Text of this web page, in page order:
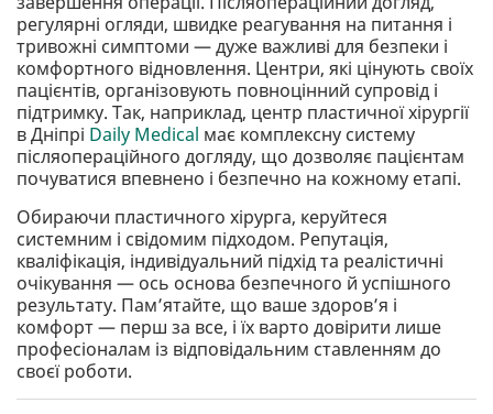
регулярні огляди, швидке реагування на питання і
тривожні симптоми — дуже важливі для безпеки і
комфортного відновлення. Центри, які цінують своїх
пацієнтів, організовують повноцінний супровід і
підтримку. Так, наприклад, центр пластичної хірургії
в Дніпрі Daily Medical має комплексну систему
післяопераційного догляду, що дозволяє пацієнтам
почуватися впевнено і безпечно на кожному етапі.
Обираючи пластичного хірурга, керуйтеся
системним і свідомим підходом. Репутація,
кваліфікація, індивідуальний підхід та реалістичні
очікування — ось основа безпечного й успішного
результату. Пам’ятайте, що ваше здоров’я і
комфорт — перш за все, і їх варто довірити лише
професіоналам із відповідальним ставленням до
своєї роботи.